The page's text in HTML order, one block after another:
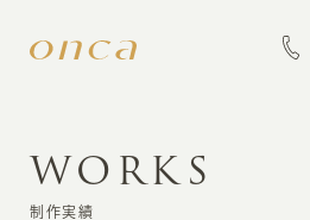
INFORMATION
WORKS
制作実績